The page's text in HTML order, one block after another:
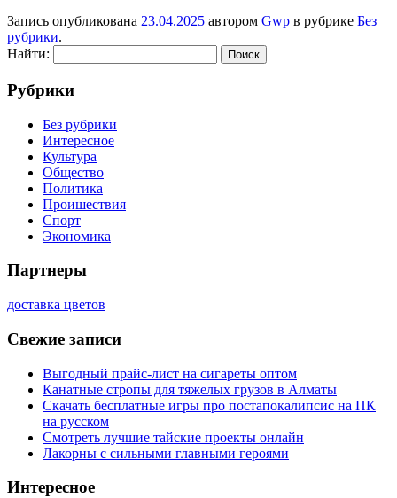
Запись опубликована 23.04.2025 автором Gwp в рубрике Без
рубрики.
Найти:
Рубрики
Без рубрики
Интересное
Культура
Общество
Политика
Проишествия
Спорт
Экономика
Партнеры
доставка цветов
Свежие записи
Выгодный прайс-лист на сигареты оптом
Канатные стропы для тяжелых грузов в Алматы
Скачать бесплатные игры про постапокалипсис на ПК
на русском
Смотреть лучшие тайские проекты онлайн
Лакорны с сильными главными героями
Интересное